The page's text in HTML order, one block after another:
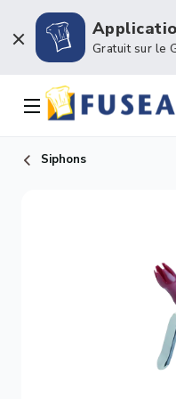
Gratuit sur le
Boulangerie /
Pâtisserie /
NOTRE FORCE DE VENTE
Siphons